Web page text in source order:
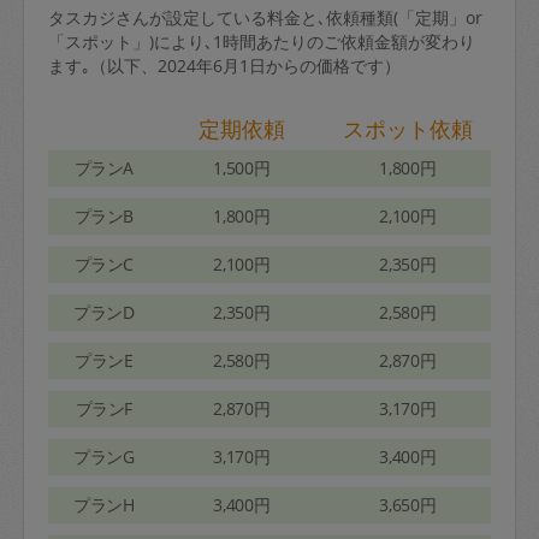
タスカジさんが設定している料金と､依頼種類(「定期」or
「スポット」)により､1時間あたりのご依頼金額が変わり
ます｡（以下、2024年6月1日からの価格です）
定期依頼 スポット依頼
プランA 1,500円 1,800円
プランB 1,800円 2,100円
プランC 2,100円 2,350円
プランD 2,350円 2,580円
プランE 2,580円 2,870円
プランF 2,870円 3,170円
プランG 3,170円 3,400円
プランH 3,400円 3,650円